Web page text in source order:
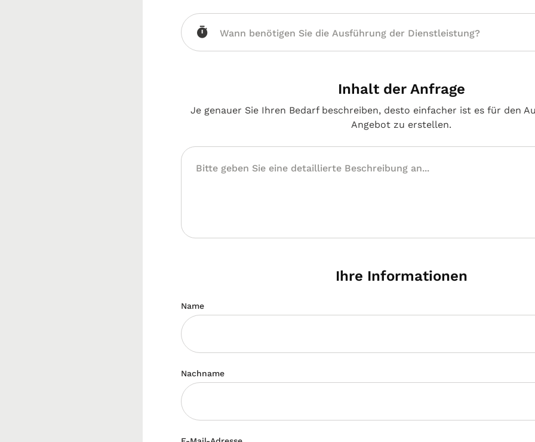
Inhalt der Anfrage
Je genauer Sie Ihren Bedarf beschreiben, desto einfacher ist es für den
Angebot zu erstellen.
Ihre Informationen
Name
Nachname